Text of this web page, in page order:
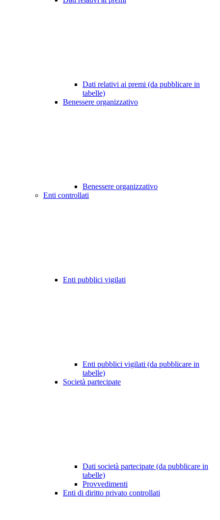
Dati relativi ai premi (da pubblicare in
tabelle)
Benessere organizzativo
Benessere organizzativo
Enti controllati
Enti pubblici vigilati
Enti pubblici vigilati (da pubblicare in
tabelle)
Società partecipate
Dati società partecipate (da pubblicare in
tabelle)
Provvedimenti
Enti di diritto privato controllati